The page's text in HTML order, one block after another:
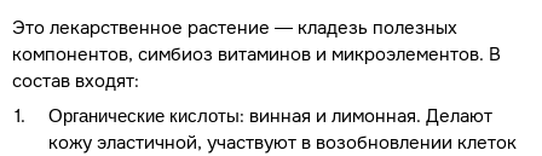
Это лекарственное растение — кладезь полезных
компонентов, симбиоз витаминов и микроэлементов. В
состав входят:
Органические кислоты: винная и лимонная. Делают
кожу эластичной, участвуют в возобновлении клеток